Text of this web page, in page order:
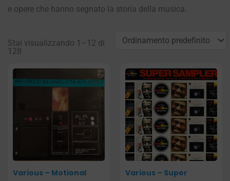
e opere che hanno segnato la storia della musica.
Stai visualizzando 1–12 di
128
Various – Motional
Various – Super
PaginaPaginaPagina Pagina